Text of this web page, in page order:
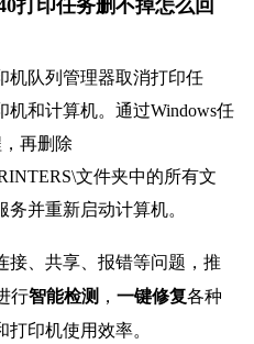
打印任务删不掉怎么回
机队列管理器取消打印任
和计算机。通过Windows任
再删除
文件夹中的所有文
并重新启动计算机。
接、共享、报错等问题，推
行智能检测， 一键修复各种
印机使用效率。